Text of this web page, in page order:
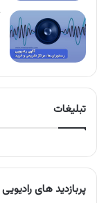
تبلیغات
پربازدید های رادیویی